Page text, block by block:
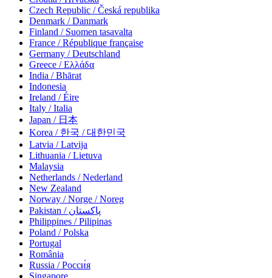
Czech Republic / Česká republika
Denmark / Danmark
Finland / Suomen tasavalta
France / République française
Germany / Deutschland
Greece / Ελλάδα
India / Bhārat
Indonesia
Ireland / Éire
Italy / Italia
Japan / 日本
Korea / 한국 / 대한민국
Latvia / Latvija
Lithuania / Lietuva
Malaysia
Netherlands / Nederland
New Zealand
Norway / Norge / Noreg
Pakistan / پاکستان
Philippines / Pilipinas
Poland / Polska
Portugal
România
Russia / Росси́я
Singapore